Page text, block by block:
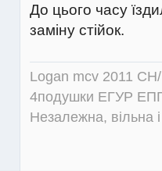
До цього часу
заміну стійок.
Logan mcv 2011
4подушки ЕГУР
Незалежна, вільна